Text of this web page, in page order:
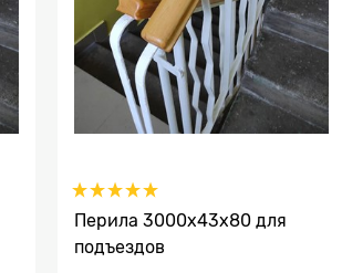
Перила 3000х43х80 для
подъездов